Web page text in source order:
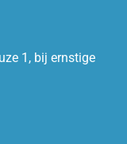
1, bij ernstige